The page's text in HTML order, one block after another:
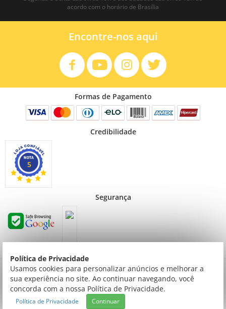
Política de Privacidade
Usamos cookies para personalizar anúncios e melhorar a
sua experiência no site. Ao continuar navegando, você
concorda com a nossa Política de Privacidade.
Política de Privacidade Continuar
acordo com o horário de Brasília
Encontre-nos aqui
Formas de Pagamento
Credibilidade
5
Segurança
Preços válidos para consumidor final não contribuinte. Preços exclusivos para compras
via internet.
© Todos os direitos reservados | Creative Cópias LTDA | Av. ingás, 2314 Setor Comercial
| Sinop/MT | 78550-092 | Tel: (066) 3520-9000 | CNPJ: 03.769.753/0001-54